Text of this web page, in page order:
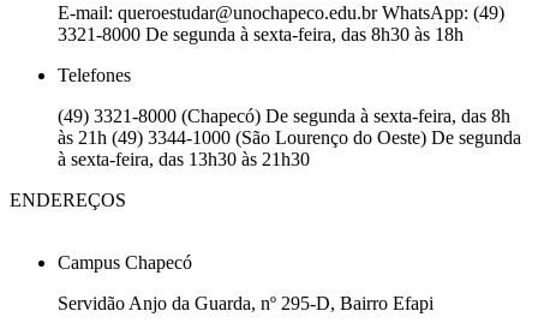
E-mail: queroestudar@unochapeco.edu.br WhatsApp: (49)
3321-8000 De segunda à sexta-feira, das 8h30 às 18h
Telefones
(49) 3321-8000 (Chapecó) De segunda à sexta-feira, das 8h
às 21h (49) 3344-1000 (São Lourenço do Oeste) De segunda
à sexta-feira, das 13h30 às 21h30
ENDEREÇOS
Campus Chapecó
Servidão Anjo da Guarda, nº 295-D, Bairro Efapi